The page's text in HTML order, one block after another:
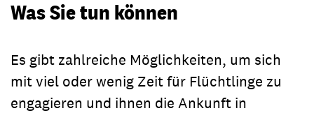
Was Sie tun können
Es gibt zahlreiche Möglichkeiten, um sich
mit viel oder wenig Zeit für Flüchtlinge zu
engagieren und ihnen die Ankunft in